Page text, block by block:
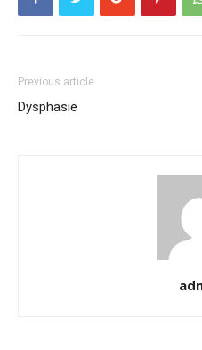
Previous article
Dysphasie